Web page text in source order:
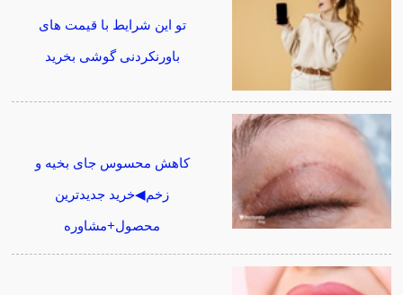
تو این شرایط با قیمت های
باورنکردنی گوشی بخرید
کاهش محسوس جای بخیه و
زخم◀خرید جدیدترین
محصول+مشاوره